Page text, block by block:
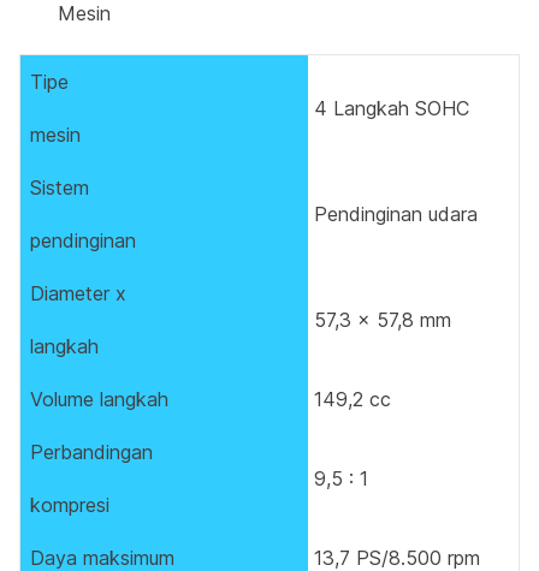
Mesin
Tipe
mesin
4 Langkah SOHC
Sistem
pendinginan
Pendinginan udara
Diameter x
langkah
57,3 x 57,8 mm
Volume langkah 149,2 cc
Perbandingan
kompresi
9,5 : 1
Daya maksimum 13,7 PS/8.500 rpm